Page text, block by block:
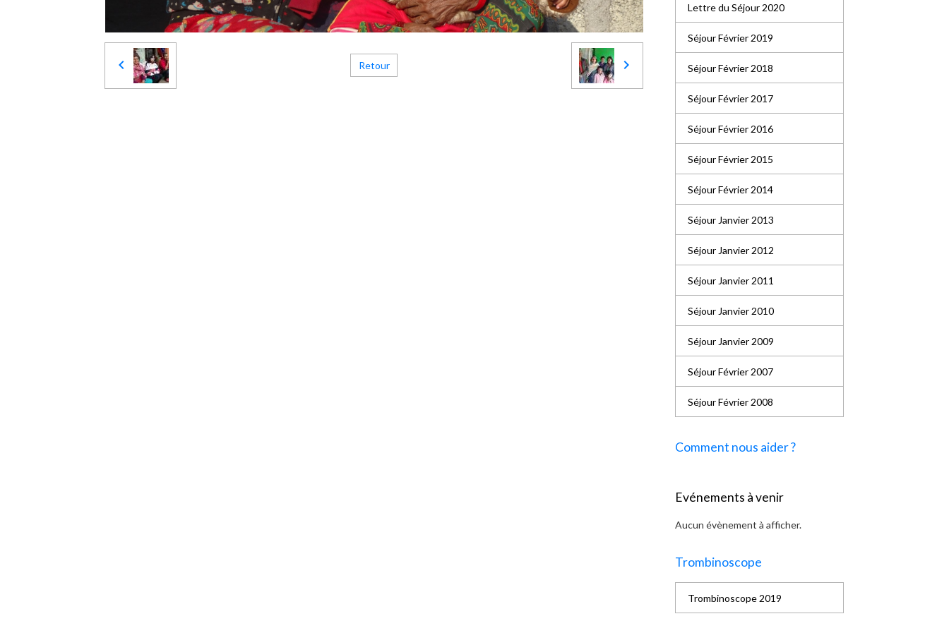
Retour
Lettre du Séjour 2020
Séjour Février 2019
Séjour Février 2018
Séjour Février 2017
Séjour Février 2016
Séjour Février 2015
Séjour Février 2014
Séjour Janvier 2013
Séjour Janvier 2012
Séjour Janvier 2011
Séjour Janvier 2010
Séjour Janvier 2009
Séjour Février 2007
Séjour Février 2008
Comment nous aider ?
Evénements à venir
Aucun évènement à afficher.
Trombinoscope
Trombinoscope 2019